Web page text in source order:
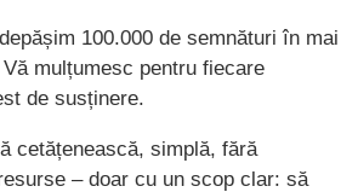
100.000 de semnături în mai
mulțumesc pentru fiecare
de susținere.
cetățenească, simplă, fără
– doar cu un scop clar: să